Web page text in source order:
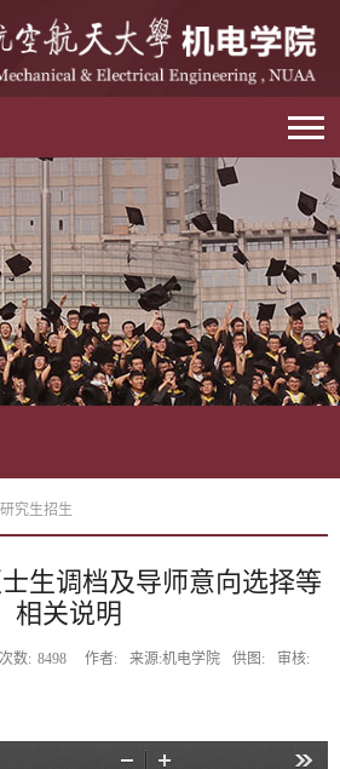
研究生招生
生调档及导师意向选择等
相关说明
数: 8498 作者: 来源:机电学院 供图: 审核: